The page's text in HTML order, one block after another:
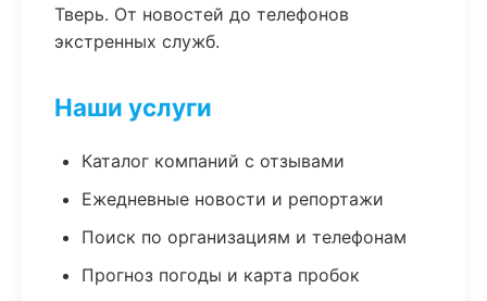
Тверь. От новостей до телефонов
экстренных служб.
Наши услуги
Каталог компаний с отзывами
Ежедневные новости и репортажи
Поиск по организациям и телефонам
Прогноз погоды и карта пробок